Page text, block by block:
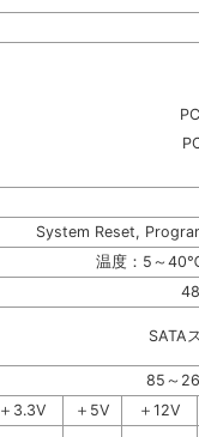
System Reset,
温度：5～
SATA
85～
＋3.3V ＋5V
＋12V